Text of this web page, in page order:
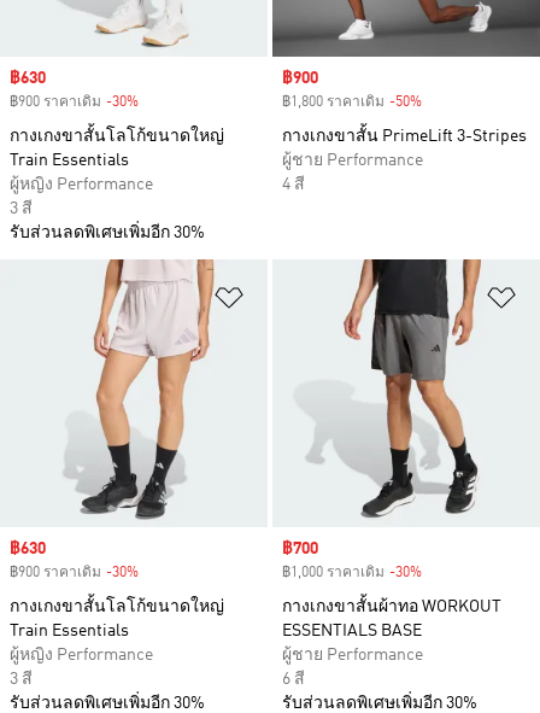
Sale price
฿630
฿900 ราคาเดิม -30%
กางเกงขาสั้นโลโก้ขนาดใหญ่
Train Essentials
ผู้หญิง Performance
3 สี
รับส่วนลดพิเศษเพิ่มอีก 30%
Sale price
฿900
฿1,800 ราคาเดิม -50%
กางเกงขาสั้น PrimeLift 3-Stripes
ผู้ชาย Performance
4 สี
เพิ่มไปยังรายการสินค้าโปรด
Sale price
฿630
฿900 ราคาเดิม -30%
กางเกงขาสั้นโลโก้ขนาดใหญ่
Train Essentials
ผู้หญิง Performance
3 สี
รับส่วนลดพิเศษเพิ่มอีก 30%
Sale price
฿700
฿1,000 ราคาเดิม -30%
กางเกงขาสั้นผ้าทอ WORKOUT
ESSENTIALS BASE
ผู้ชาย Performance
6 สี
รับส่วนลดพิเศษเพิ่มอีก 30%